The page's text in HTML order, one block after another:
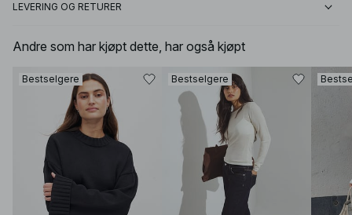
LEVERING OG RETURER
Andre som har kjøpt dette, har også kjøpt
Bestselgere Bestselgere